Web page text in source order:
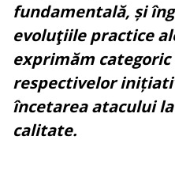
fundamentală, și
evoluţiile practice
exprimăm
respectivelor
încetarea atacului
calitate.